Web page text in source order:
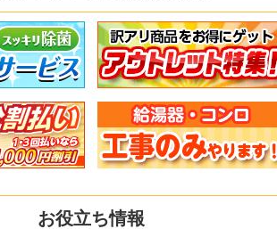
お役立ち情報